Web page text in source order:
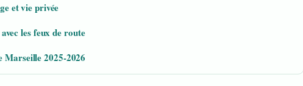
et vie privée
les feux de route
2025-2026